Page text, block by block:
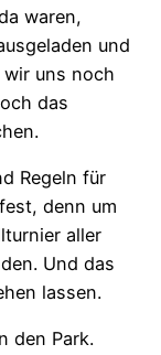
waren,
und
uns noch
das
Regeln für
denn um
aller
Und das
lassen.
den Park.